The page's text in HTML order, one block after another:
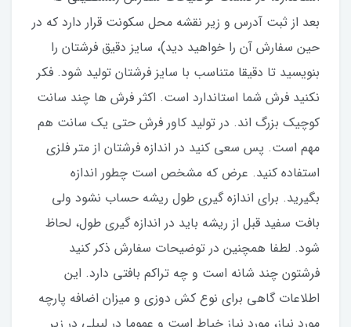
بعد از ثبت آدرس و زیر نقشه محل سکونت قرار دارد که در
حین سفارش آن را خواهید دید)، سایز دقیق فرشتان را
بنویسید تا دقیقا متناسب با سایز فرشتان تولید شود. فکر
نکنید فرش شما استاندارد است. اکثر فرش ها چند سانت
کوچیک بزرگ اند. در تولید کاور فرش حتی یک سانت هم
مهم است. پس سعی کنید در اندازه فرشتان از متر فلزی
استفاده کنید‌. عرض که مشخص است چطور اندازه
بگیرید. برای اندازه گیری طول ریشه حساب نشود ولی
بافت سفید قبل از ریشه باید در اندازه گیری طول، لحاظ
شود. لطفا همچنین در توضیحات سفارش ذکر کنید
فرشتون چند شانه است و چه تراکم بافتی دارد. این
اطلاعات گاهی برای نوع کش دوزی و میزان اضافه پارچه